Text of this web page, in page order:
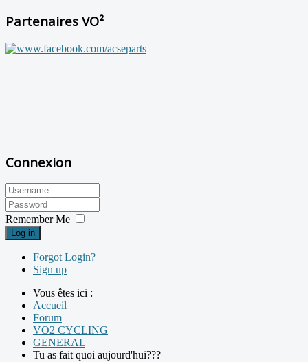
Partenaires VO²
Connexion
Remember Me
Log in
Forgot Login?
Sign up
Vous êtes ici :
Accueil
Forum
VO2 CYCLING
GENERAL
Tu as fait quoi aujourd'hui???